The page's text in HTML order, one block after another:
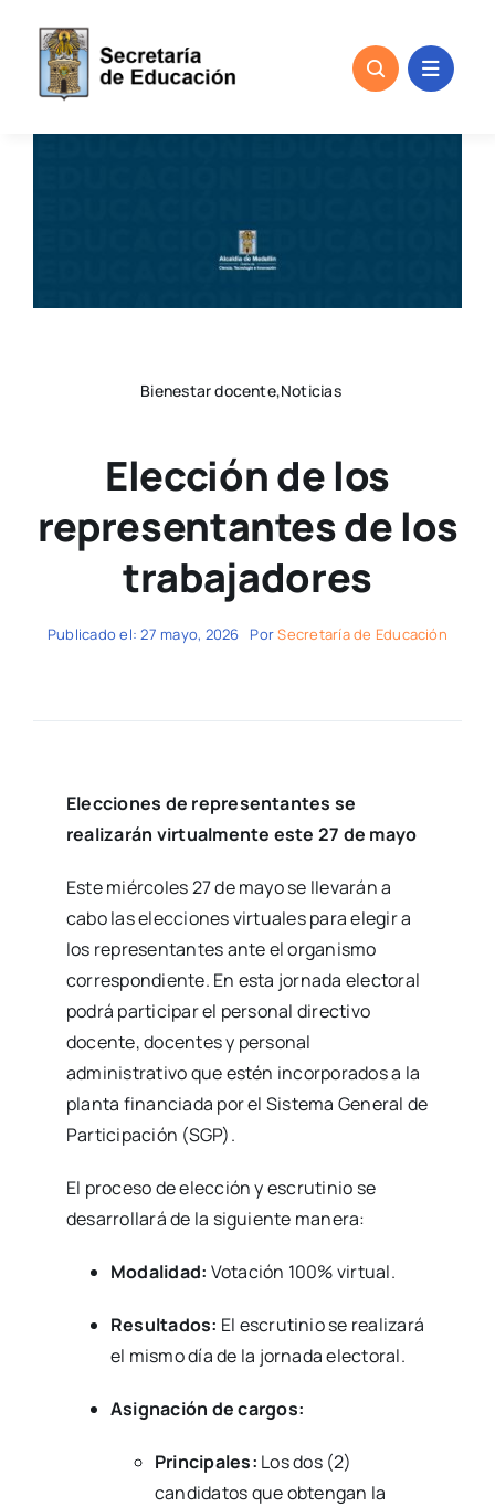
content
Bienestar docente,Noticias
Elección de los
representantes de los
trabajadores
Publicado el: 27 mayo, 2026 PorSecretaría de Educación
Elecciones de representantes se
realizarán virtualmente este 27 de mayo
Este miércoles 27 de mayo se llevarán a
cabo las elecciones virtuales para elegir a
los representantes ante el organismo
correspondiente. En esta jornada electoral
podrá participar el personal directivo
docente, docentes y personal
administrativo que estén incorporados a la
planta financiada por el Sistema General de
Participación (SGP).
El proceso de elección y escrutinio se
desarrollará de la siguiente manera:
Modalidad: Votación 100% virtual.
Resultados: El escrutinio se realizará
el mismo día de la jornada electoral.
Asignación de cargos:
Principales: Los dos (2)
candidatos que obtengan la